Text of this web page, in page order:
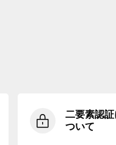
二要素認証
ついて